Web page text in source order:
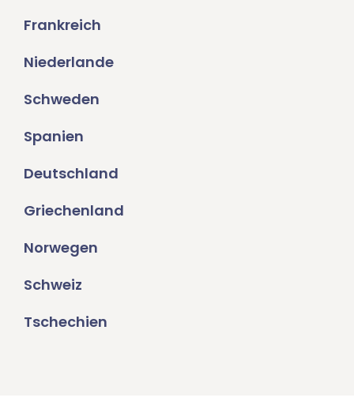
Frankreich
Niederlande
Schweden
Spanien
Deutschland
Griechenland
Norwegen
Schweiz
Tschechien